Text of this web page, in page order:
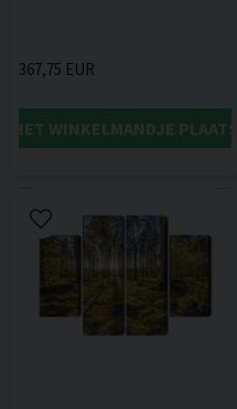
367,75 EUR
HET WINKELMANDJE